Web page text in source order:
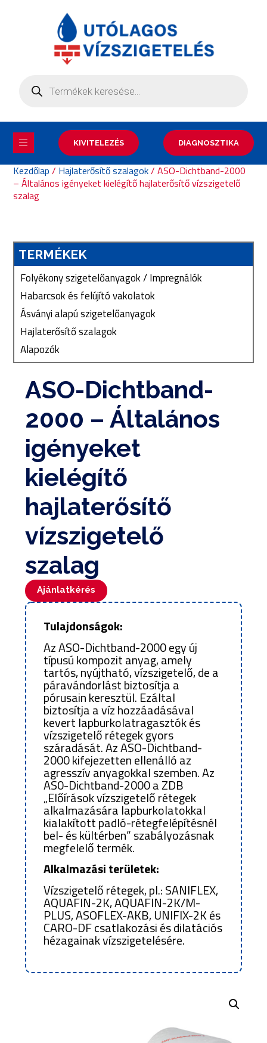
KIVITELEZÉS DIAGNOSZTIKA
Kezdőlap / Hajlaterősítő szalagok/ ASO-Dichtband-2000
– Általános igényeket kielégítő hajlaterősítő vízszigetelő
szalag
TERMÉKEK
Folyékony szigetelőanyagok / Impregnálók
Habarcsok és felújító vakolatok
Ásványi alapú szigetelőanyagok
Hajlaterősítő szalagok
Alapozók
ASO-Dichtband-
2000 – Általános
igényeket
kielégítő
hajlaterősítő
vízszigetelő
szalag
Ajánlatkérés
Tulajdonságok:
Az ASO-Dichtband-2000 egy új
típusú kompozit anyag, amely
tartós, nyújtható, vízszigetelő, de a
páraván­dorlást biztosítja a
pórusain keresztül. Ezáltal
biztosítja a víz hozzáadásával
kevert lapburkolatragasztók és
vízszigetelő rétegek gyors
száradását. Az ASO-Dichtband-
2000 kifejezetten ellenálló az
agresszív anyagok­kal szemben. Az
AS0-Dichtband-2000 a ZDB
„Előírások vízszigetelő rétegek
alkalmazására lapburkolatokkal
kialakított padló-rétegfelépítésnél
bel- és kültérben” szabályozásnak
megfelelő termék.
Alkalmazási területek:
Vízszigetelő rétegek, pl.: SANIFLEX,
AQUAFIN-2K, AQUAFIN-2K/M-
PLUS, ASOFLEX-AKB, UNIFIX-2K és
CARO-DF csatlakozási és dilatációs
hézagainak vízszigetelésére.